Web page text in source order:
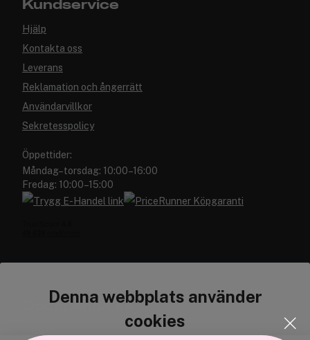
Denna webbplats använder
cookies
Kundservice
Hjälp
Kontakta oss
Leverans
Reklamation och ångerrätt
Användarvillkor
Sekretesspolicy
Öppettider:
Måndag–torsdag: 10:00–16:00
Fredag: 10:00–15:00
Cocopanda.se